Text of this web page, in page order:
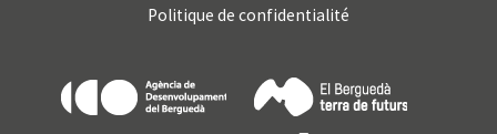
Politique de confidentialité